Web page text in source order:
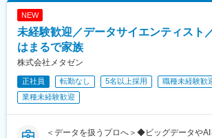
NEW
未経験歓迎／データサイエンティスト
はまるで家族
株式会社メタゼン
正社員 転勤なし 5名以上採用
職種未経験歓
業種未経験歓迎
＜データを扱うプロへ＞◆ビッグデータや